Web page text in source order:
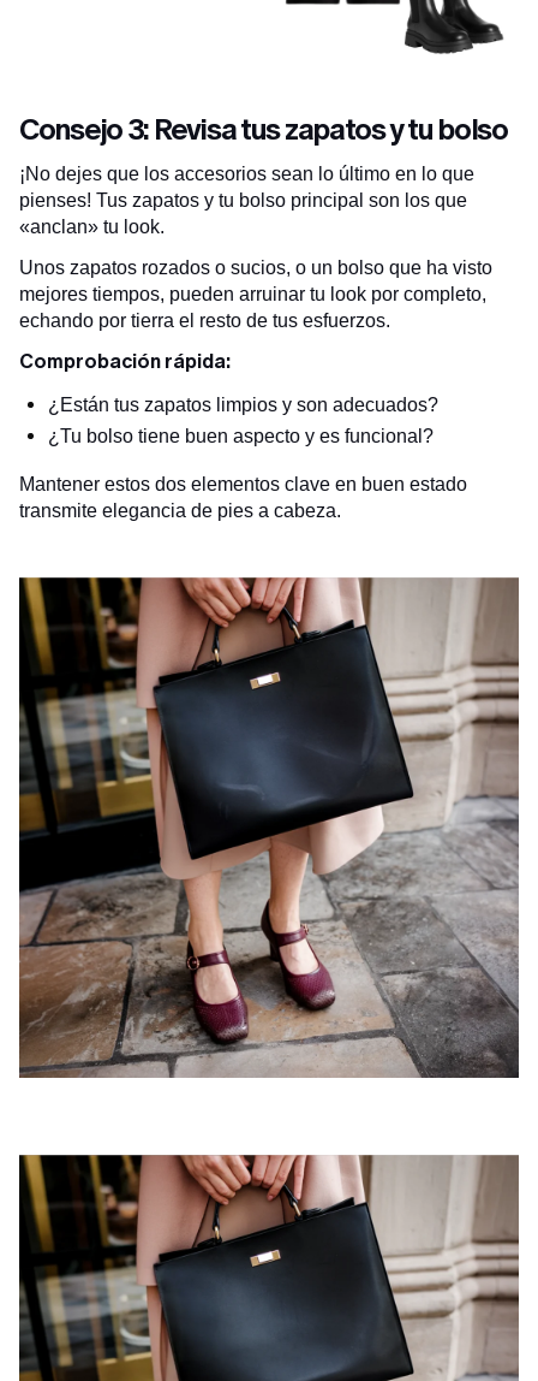
Consejo 3: Revisa tus zapatos y tu bolso
¡No dejes que los accesorios sean lo último en lo que
pienses! Tus zapatos y tu bolso principal son los que
«anclan» tu look.
Unos zapatos rozados o sucios, o un bolso que ha visto
mejores tiempos, pueden arruinar tu look por completo,
echando por tierra el resto de tus esfuerzos.
Comprobación rápida:
¿Están tus zapatos limpios y son adecuados?
¿Tu bolso tiene buen aspecto y es funcional?
Mantener estos dos elementos clave en buen estado
transmite elegancia de pies a cabeza.